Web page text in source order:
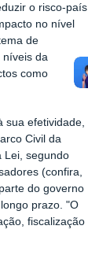
o risco-país
no nível
de
níveis da
como
sua efetividade,
Civil da
Lei, segundo
(confira,
do governo
prazo. "O
fiscalização